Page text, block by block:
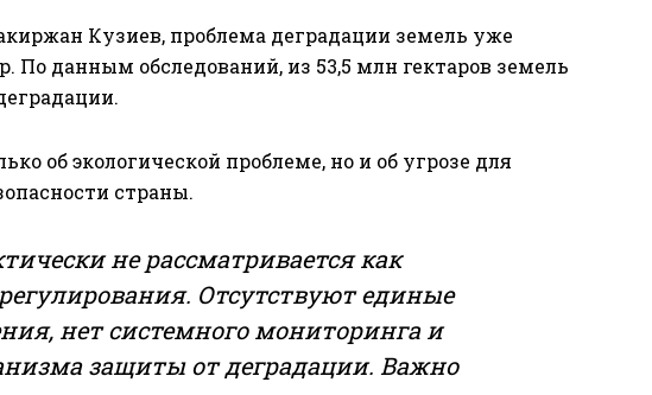
Кузиев, проблема деградации земель уже
По данным обследований, из 53,5 млн гектаров земель
об экологической проблеме, но и об угрозе для
страны.
не рассматривается как
Отсутствуют единые
нет системного мониторинга и
защиты от деградации. Важно